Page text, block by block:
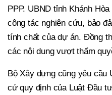
PPP. UBND tỉnh Khánh
công tác nghiên cứu, bảo
tính chất của dự án. Đồng
các nội dung vượt thẩm
Bộ Xây dựng cũng yêu cầu
cứ quy định của Luật Đầu